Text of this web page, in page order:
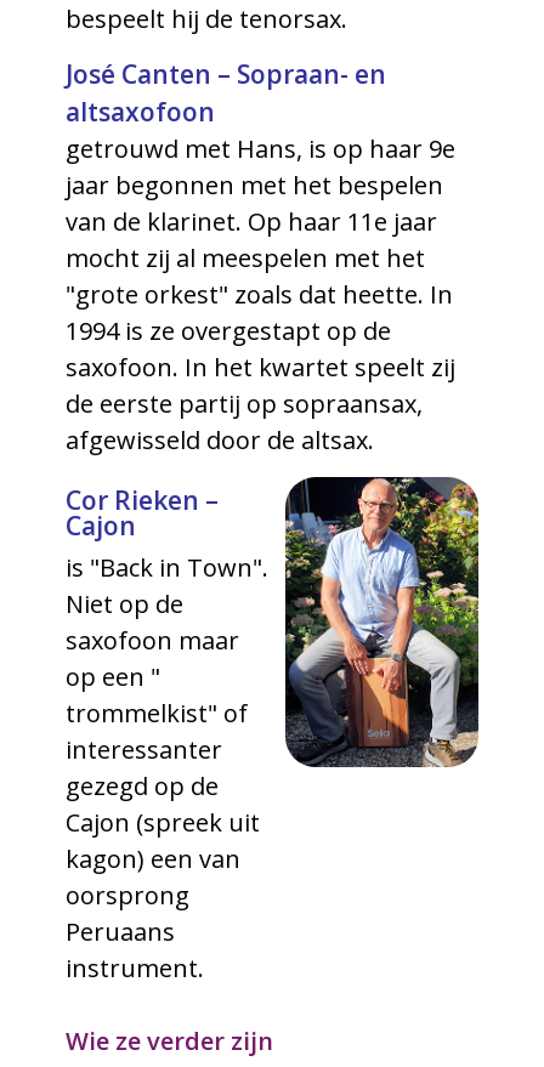
bespeelt hij de tenorsax.
José Canten – Sopraan- en
altsaxofoon
getrouwd met Hans, is op haar 9e
jaar begonnen met het bespelen
van de klarinet. Op haar 11e jaar
mocht zij al meespelen met het
"grote orkest" zoals dat heette. In
1994 is ze overgestapt op de
saxofoon. In het kwartet speelt zij
de eerste partij op sopraansax,
afgewisseld door de altsax.
Cor Rieken –
Cajon
is "Back in Town".
Niet op de
saxofoon maar
op een "
trommelkist" of
interessanter
gezegd op de
Cajon (spreek uit
kagon) een van
oorsprong
Peruaans
instrument.
Wie ze verder zijn